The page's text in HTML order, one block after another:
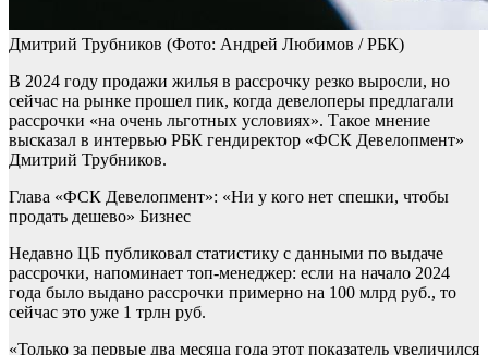
Дмитрий Трубников (Фото: Андрей Любимов / РБК)
В 2024 году продажи жилья в рассрочку резко выросли, но
сейчас на рынке прошел пик, когда девелоперы предлагали
рассрочки «на очень льготных условиях». Такое мнение
высказал в интервью РБК гендиректор «ФСК Девелопмент»
Дмитрий Трубников.
Глава «ФСК Девелопмент»: «Ни у кого нет спешки, чтобы
продать дешево» Бизнес
Недавно ЦБ публиковал статистику с данными по выдаче
рассрочки, напоминает топ-менеджер: если на начало 2024
года было выдано рассрочки примерно на 100 млрд руб., то
сейчас это уже 1 трлн руб.
«Только за первые два месяца года этот показатель увеличился